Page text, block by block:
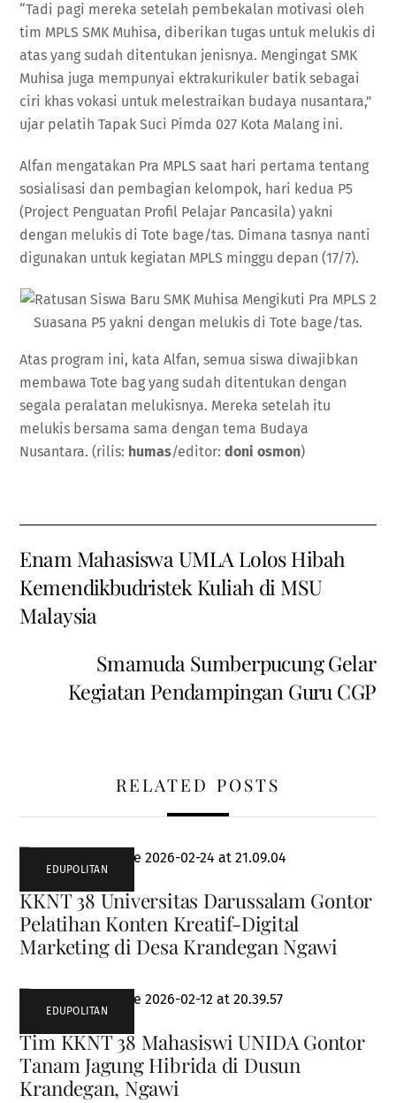
“Tadi pagi mereka setelah pembekalan motivasi oleh
tim MPLS SMK Muhisa, diberikan tugas untuk melukis di
atas yang sudah ditentukan jenisnya. Mengingat SMK
Muhisa juga mempunyai ektrakurikuler batik sebagai
ciri khas vokasi untuk melestraikan budaya nusantara,”
ujar pelatih Tapak Suci Pimda 027 Kota Malang ini.
Alfan mengatakan Pra MPLS saat hari pertama tentang
sosialisasi dan pembagian kelompok, hari kedua P5
(Project Penguatan Profil Pelajar Pancasila) yakni
dengan melukis di Tote bage/tas. Dimana tasnya nanti
digunakan untuk kegiatan MPLS minggu depan (17/7).
Suasana P5 yakni dengan melukis di Tote bage/tas.
Atas program ini, kata Alfan, semua siswa diwajibkan
membawa Tote bag yang sudah ditentukan dengan
segala peralatan melukisnya. Mereka setelah itu
melukis bersama sama dengan tema Budaya
Nusantara. (rilis: humas/editor:doni osmon)
Enam Mahasiswa UMLA Lolos Hibah
Kemendikbudristek Kuliah di MSU
Malaysia
Smamuda Sumberpucung Gelar
Kegiatan Pendampingan Guru CGP
RELATED POSTS
EDUPOLITAN
KKNT 38 Universitas Darussalam Gontor
Pelatihan Konten Kreatif-Digital
Marketing di Desa Krandegan Ngawi
EDUPOLITAN
Tim KKNT 38 Mahasiswi UNIDA Gontor
Tanam Jagung Hibrida di Dusun
Krandegan, Ngawi